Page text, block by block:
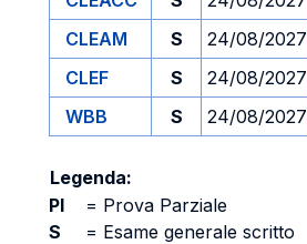
CLEAM
S 24/08/2027
CLEF
S 24/08/2027
WBB
S 24/08/2027
Legenda:
PI
= Prova Parziale
S
= Esame generale scritto